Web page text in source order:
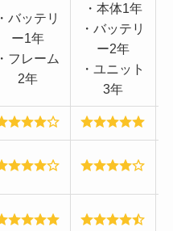
・バッテリ
ー1年
・フレーム
2年
・本体1年
・バッテリ
ー2年
・ユニット
3年